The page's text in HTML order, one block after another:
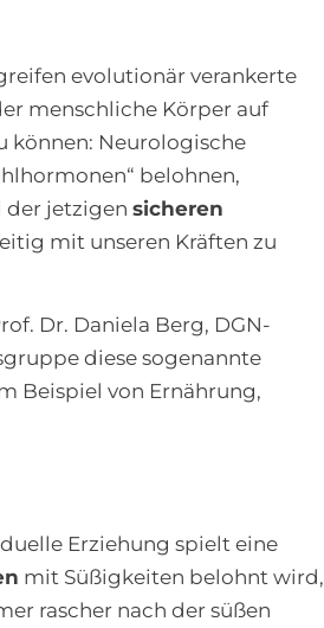
evolutionär verankerte
menschliche Körper auf
können: Neurologische
belohnen,
der jetzigen sicheren
mit unseren Kräften zu
Dr. Daniela Berg, DGN-
diese sogenannte
Beispiel von Ernährung,
Erziehung spielt eine
mit Süßigkeiten belohnt wird,
rascher nach der süßen